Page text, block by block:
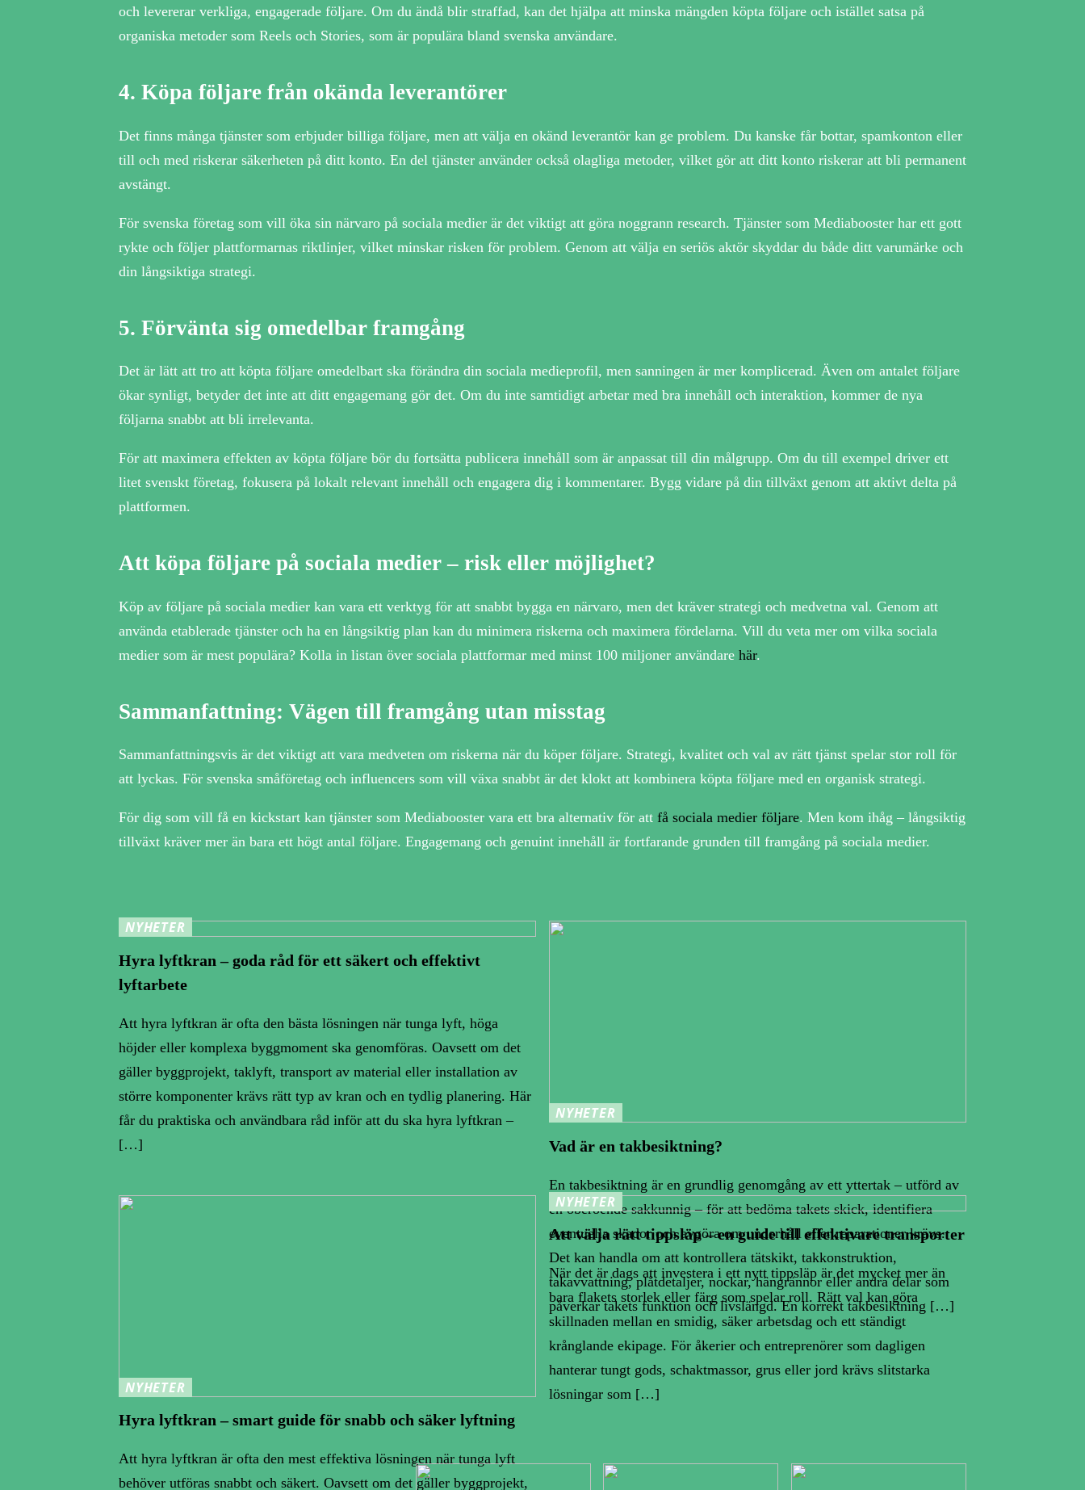
och levererar verkliga, engagerade följare. Om du ändå blir straffad, kan det hjälpa att minska mängden köpta följare och istället satsa på
organiska metoder som Reels och Stories, som är populära bland svenska användare.
4. Köpa följare från okända leverantörer
Det finns många tjänster som erbjuder billiga följare, men att välja en okänd leverantör kan ge problem. Du kanske får bottar, spamkonton eller
till och med riskerar säkerheten på ditt konto. En del tjänster använder också olagliga metoder, vilket gör att ditt konto riskerar att bli permanent
avstängt.
För svenska företag som vill öka sin närvaro på sociala medier är det viktigt att göra noggrann research. Tjänster som Mediabooster har ett gott
rykte och följer plattformarnas riktlinjer, vilket minskar risken för problem. Genom att välja en seriös aktör skyddar du både ditt varumärke och
din långsiktiga strategi.
5. Förvänta sig omedelbar framgång
Det är lätt att tro att köpta följare omedelbart ska förändra din sociala medieprofil, men sanningen är mer komplicerad. Även om antalet följare
ökar synligt, betyder det inte att ditt engagemang gör det. Om du inte samtidigt arbetar med bra innehåll och interaktion, kommer de nya
följarna snabbt att bli irrelevanta.
För att maximera effekten av köpta följare bör du fortsätta publicera innehåll som är anpassat till din målgrupp. Om du till exempel driver ett
litet svenskt företag, fokusera på lokalt relevant innehåll och engagera dig i kommentarer. Bygg vidare på din tillväxt genom att aktivt delta på
plattformen.
Att köpa följare på sociala medier – risk eller möjlighet?
Köp av följare på sociala medier kan vara ett verktyg för att snabbt bygga en närvaro, men det kräver strategi och medvetna val. Genom att
använda etablerade tjänster och ha en långsiktig plan kan du minimera riskerna och maximera fördelarna. Vill du veta mer om vilka sociala
medier som är mest populära? Kolla in listan över sociala plattformar med minst 100 miljoner användare här.
Sammanfattning: Vägen till framgång utan misstag
Sammanfattningsvis är det viktigt att vara medveten om riskerna när du köper följare. Strategi, kvalitet och val av rätt tjänst spelar stor roll för
att lyckas. För svenska småföretag och influencers som vill växa snabbt är det klokt att kombinera köpta följare med en organisk strategi.
För dig som vill få en kickstart kan tjänster som Mediabooster vara ett bra alternativ för att få sociala medier följare. Men kom ihåg – långsiktig
tillväxt kräver mer än bara ett högt antal följare. Engagemang och genuint innehåll är fortfarande grunden till framgång på sociala medier.
NYHETER
Hyra lyftkran – goda råd för ett säkert och effektivt
lyftarbete
Att hyra lyftkran är ofta den bästa lösningen när tunga lyft, höga
höjder eller komplexa byggmoment ska genomföras. Oavsett om det
gäller byggprojekt, taklyft, transport av material eller installation av
större komponenter krävs rätt typ av kran och en tydlig planering. Här
får du praktiska och användbara råd inför att du ska hyra lyftkran –
[…]
NYHETER
Vad är en takbesiktning?
En takbesiktning är en grundlig genomgång av ett yttertak – utförd av
en oberoende sakkunnig – för att bedöma takets skick, identifiera
eventuella skador och avgöra om underhåll eller reparationer krävs.
Det kan handla om att kontrollera tätskikt, takkonstruktion,
takavvattning, plåtdetaljer, nockar, hängrännor eller andra delar som
påverkar takets funktion och livslängd. En korrekt takbesiktning […]
NYHETER
Hyra lyftkran – smart guide för snabb och säker lyftning
Att hyra lyftkran är ofta den mest effektiva lösningen när tunga lyft
behöver utföras snabbt och säkert. Oavsett om det gäller byggprojekt,
NYHETER
Att välja rätt tippsläp – en guide till effektivare transporter
När det är dags att investera i ett nytt tippsläp är det mycket mer än
bara flakets storlek eller färg som spelar roll. Rätt val kan göra
skillnaden mellan en smidig, säker arbetsdag och ett ständigt
krånglande ekipage. För åkerier och entreprenörer som dagligen
hanterar tungt gods, schaktmassor, grus eller jord krävs slitstarka
lösningar som […]